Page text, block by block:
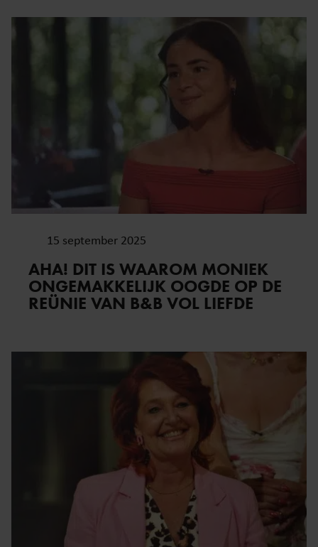
15 september 2025
AHA! DIT IS WAAROM MONIEK
ONGEMAKKELIJK OOGDE OP DE
REÜNIE VAN B&B VOL LIEFDE